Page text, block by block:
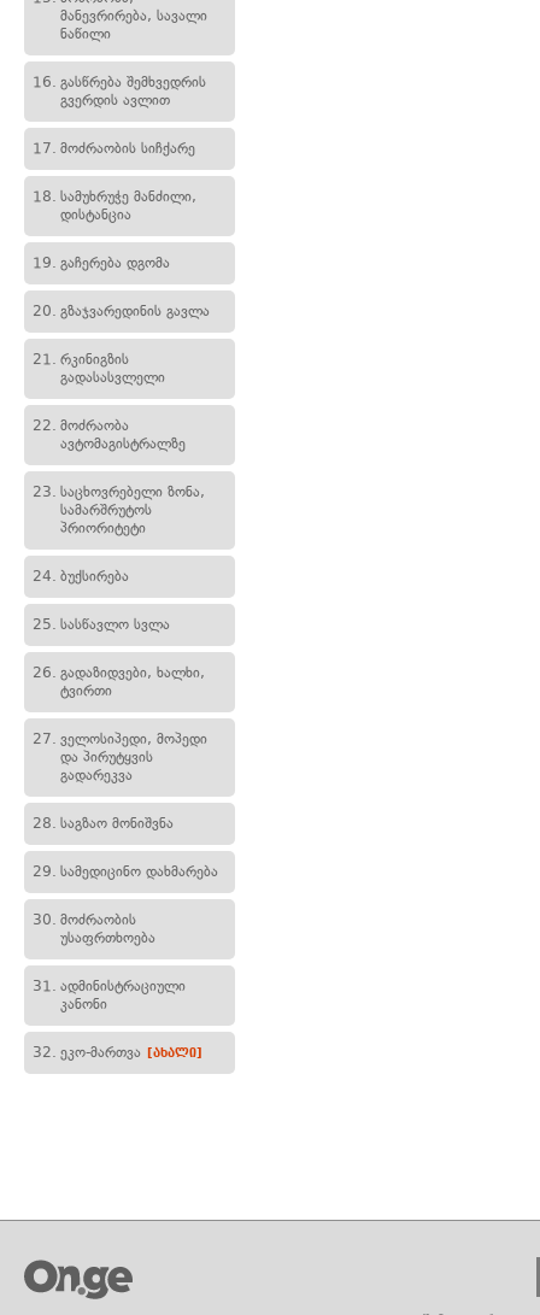
მანევრირება, სავალი
ნაწილი
16. გასწრება შემხვედრის
გვერდის ავლით
17. მოძრაობის სიჩქარე
18. სამუხრუჭე მანძილი,
დისტანცია
19. გაჩერება დგომა
20. გზაჯვარედინის გავლა
21. რკინიგზის
გადასასვლელი
22. მოძრაობა
ავტომაგისტრალზე
23. საცხოვრებელი ზონა,
სამარშრუტოს
პრიორიტეტი
24. ბუქსირება
25. სასწავლო სვლა
26. გადაზიდვები, ხალხი,
ტვირთი
27. ველოსიპედი, მოპედი
და პირუტყვის
გადარეკვა
28. საგზაო მონიშვნა
29. სამედიცინო დახმარება
30. მოძრაობის
უსაფრთხოება
31. ადმინისტრაციული
კანონი
32. ეკო-მართვა [ახალი]